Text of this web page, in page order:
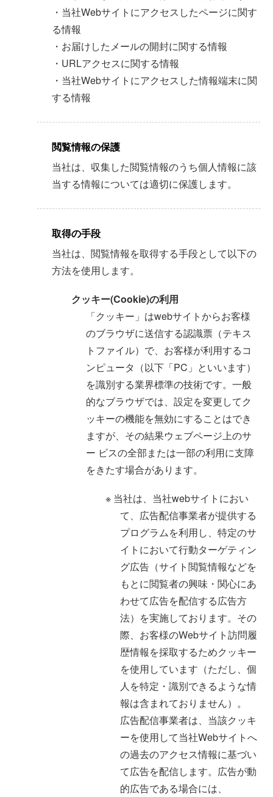
・当社Webサイトにアクセスしたページに関す
る情報
・お届けしたメールの開封に関する情報
・URLアクセスに関する情報
・当社Webサイトにアクセスした情報端末に関
する情報
閲覧情報の保護
当社は、収集した閲覧情報のうち個人情報に該
当する情報については適切に保護します。
取得の手段
当社は、閲覧情報を取得する手段として以下の
方法を使用します。
クッキー(Cookie)の利用
「クッキー」はwebサイトからお客様
のブラウザに送信する認識票（テキス
トファイル）で、お客様が利用するコ
ンピュータ（以下「PC」といいます）
を識別する業界標準の技術です。一般
的なブラウザでは、設定を変更してク
ッキーの機能を無効にすることはでき
ますが、その結果ウェブページ上のサ
ー ビスの全部または一部の利用に支障
をきたす場合があります。
※ 当社は、当社webサイトにおい
て、広告配信事業者が提供する
プログラムを利用し、特定のサ
イトにおいて行動ターゲティン
グ広告（サイト閲覧情報などを
もとに閲覧者の興味・関心にあ
わせて広告を配信する広告方
法）を実施しております。その
際、お客様のWebサイト訪問履
歴情報を採取するためクッキー
を使用しています（ただし、個
人を特定・識別できるような情
報は含まれておりません）。
広告配信事業者は、当該クッキ
ーを使用して当社Webサイトへ
の過去のアクセス情報に基づい
て広告を配信します。広告が動
的広告である場合には、